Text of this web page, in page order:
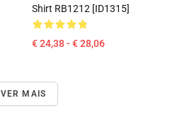
Shirt RB1212 [ID1315]
€ 24,38 - € 28,06
VER MAIS